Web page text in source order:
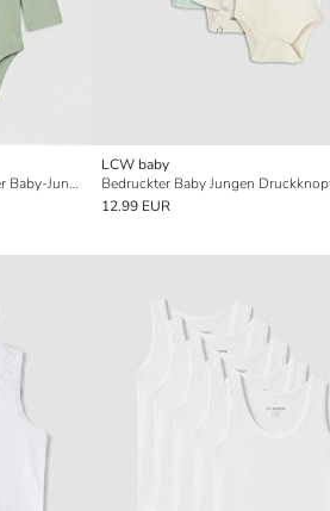
Rundhalsausschnitt Bedruckter Baby-Jungen Druckknopf-Body 2er-Pack
LCW baby
12.99 EUR